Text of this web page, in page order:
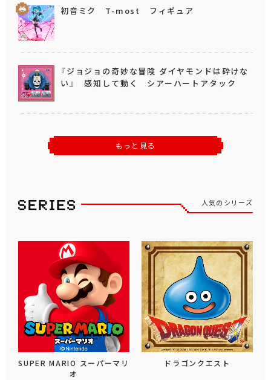
初音ミク T-most フィギュア
『ジョジョの奇妙な冒険 ダイヤモンドは砕けな
い』 感知して動く シアーハートアタック
もっと見る
人気のシリーズ
SUPER MARIO スーパーマリ
オ
ドラゴンクエスト